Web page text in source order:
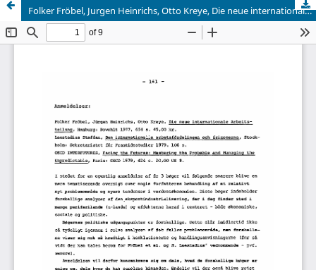
Folker Fröbel, Jurgen Heinrichs, Otto Kreye, Die neue internationale Arbeitsteilung, Hamburg: Rowohlt 1977, 654 s. 45,00 kr. Laestadius Staffan, Den internationella arbets£